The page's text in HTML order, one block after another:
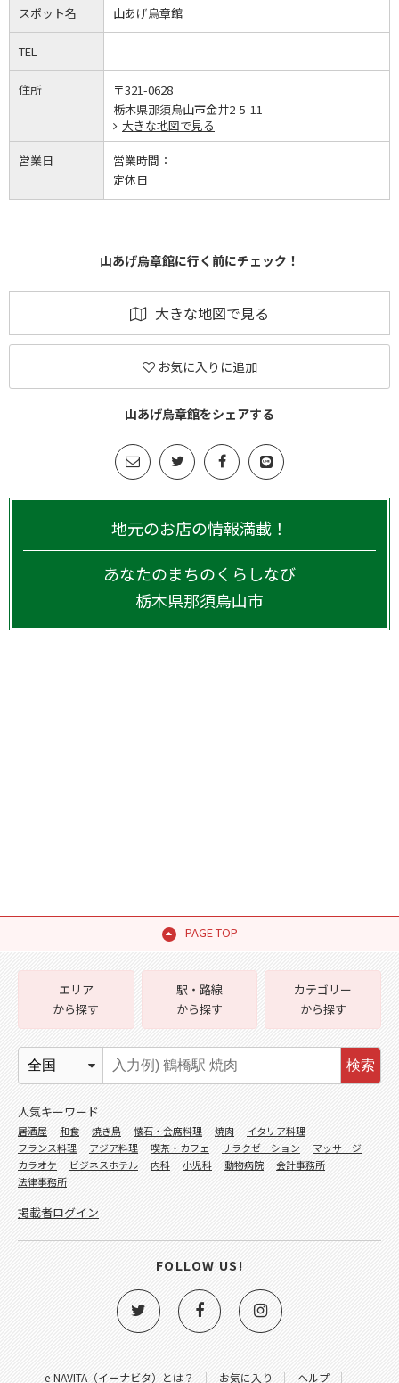
スポット名 山あげ烏章館
TEL
住所
〒321-0628
栃木県那須烏山市金井2-5-11
大きな地図で見る
営業日
営業時間：
定休日
山あげ烏章館に行く前にチェック！
大きな地図で見る
お気に入りに追加
山あげ烏章館をシェアする
地元のお店の情報満載！
あなたのまちのくらしなび
栃木県那須烏山市
PAGE TOP
e-NAVITA（イーナビタ）とは？ お気に入り ヘルプ
エリア
から探す
駅・路線
から探す
カテゴリー
から探す
検索
人気キーワード
居酒屋 和食 焼き鳥 懐石・会席料理 焼肉
イタリア料理
フランス料理
アジア料理 喫茶・カフェ リラクゼーション
マッサージ
カラオケ
ビジネスホテル 内科 小児科 動物病院
会計事務所
法律事務所
掲載者ログイン
FOLLOW US!